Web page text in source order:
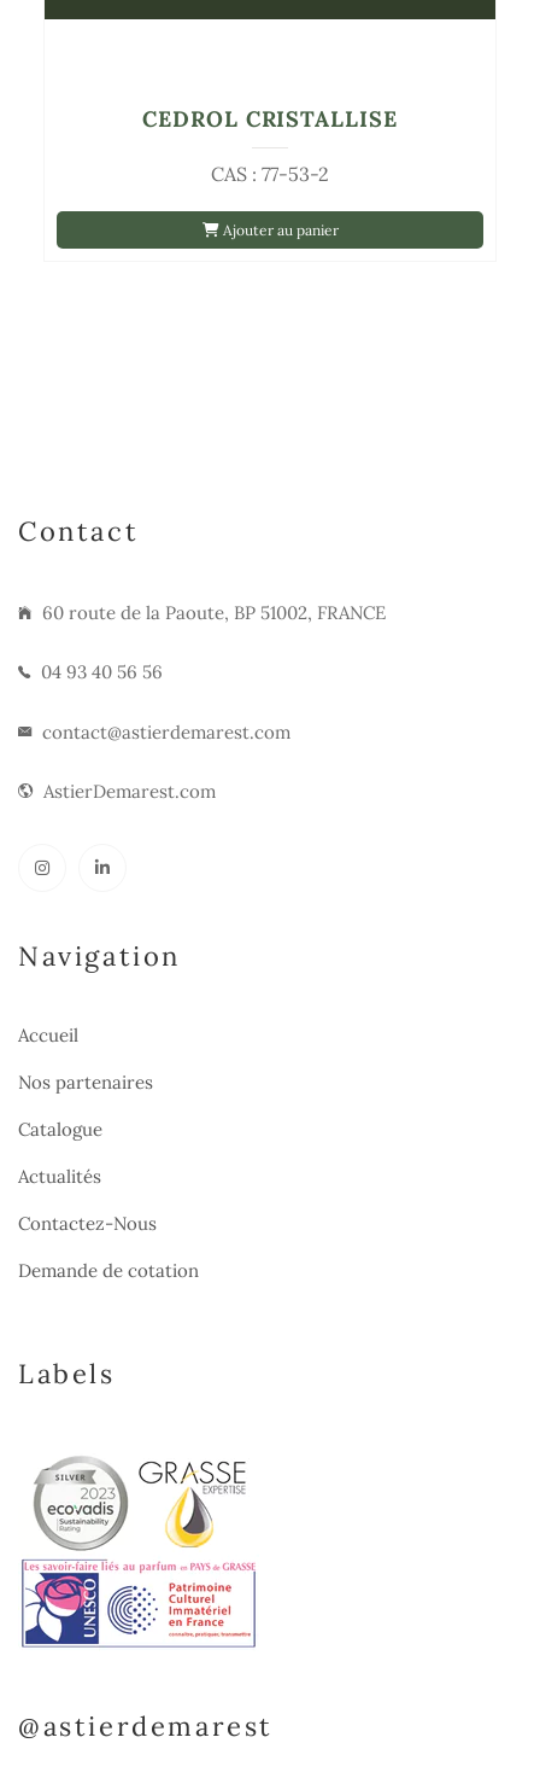
Ajouter au panier
CAS : 77-53-2
CEDROL CRISTALLISE
Contact
60 route de la Paoute, BP 51002, FRANCE
04 93 40 56 56
contact@astierdemarest.com
AstierDemarest.com
Navigation
Accueil
Nos partenaires
Catalogue
Actualités
Contactez-Nous
Demande de cotation
Labels
@astierdemarest